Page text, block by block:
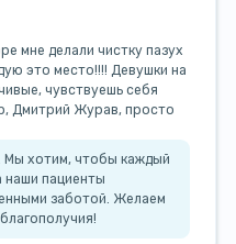
мне делали чистку пазух
это место!!!! Девушки на
чувствуешь себя
Дмитрий Журав, просто
Мы хотим, чтобы каждый
пациенты
заботой. Желаем